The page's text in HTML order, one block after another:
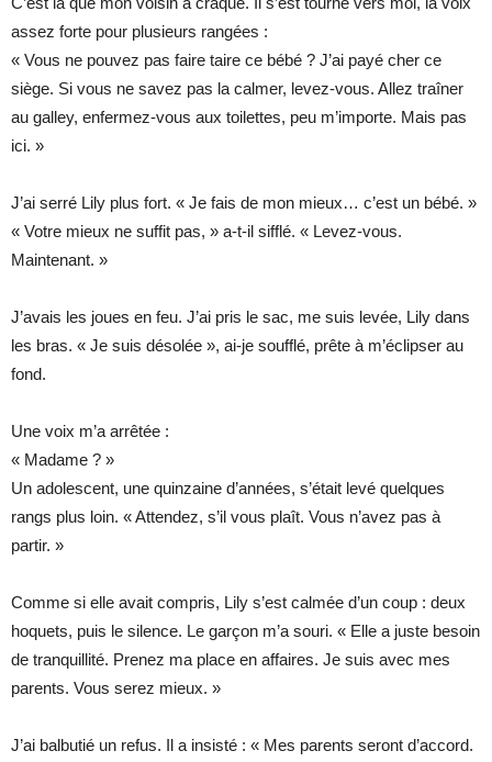
assez forte pour plusieurs rangées :
« Vous ne pouvez pas faire taire ce bébé ? J’ai payé cher ce
siège. Si vous ne savez pas la calmer, levez-vous. Allez traîner
au galley, enfermez-vous aux toilettes, peu m’importe. Mais pas
ici. »
J’ai serré Lily plus fort. « Je fais de mon mieux… c’est un bébé. »
« Votre mieux ne suffit pas, » a-t-il sifflé. « Levez-vous.
Maintenant. »
J’avais les joues en feu. J’ai pris le sac, me suis levée, Lily dans
les bras. « Je suis désolée », ai-je soufflé, prête à m’éclipser au
fond.
Une voix m’a arrêtée :
« Madame ? »
Un adolescent, une quinzaine d’années, s’était levé quelques
rangs plus loin. « Attendez, s’il vous plaît. Vous n’avez pas à
partir. »
Comme si elle avait compris, Lily s’est calmée d’un coup : deux
hoquets, puis le silence. Le garçon m’a souri. « Elle a juste besoin
de tranquillité. Prenez ma place en affaires. Je suis avec mes
parents. Vous serez mieux. »
J’ai balbutié un refus. Il a insisté : « Mes parents seront d’accord.